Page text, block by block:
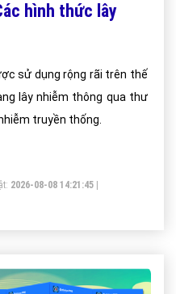
hình thức lây
sử dụng rộng rãi trên thế
lây nhiễm thông qua thư
truyền thống.
2026-08-08 14:21:45